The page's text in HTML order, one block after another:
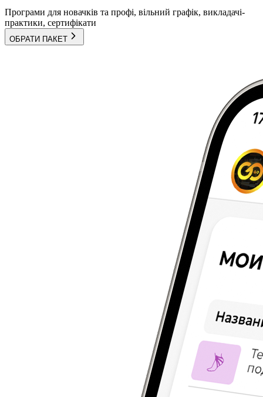
Програми для новачків та профі, вільний графік, викладачі-
практики, сертифікати
ОБРАТИ ПАКЕТ